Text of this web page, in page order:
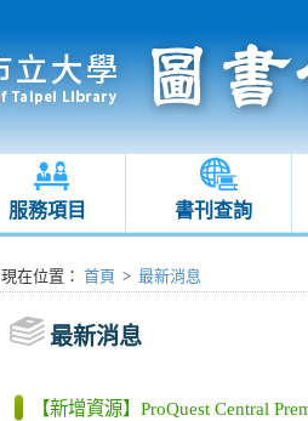
服務項目 書刊查詢
:::現在位置 ： 首頁 > 最新消息
最新消息
【新增資源】ProQuest Central